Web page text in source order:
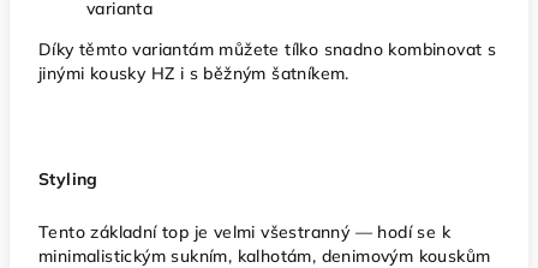
varianta
Díky těmto variantám můžete tílko snadno kombinovat s
jinými kousky HZ i s běžným šatníkem.
Styling
Tento základní top je velmi všestranný — hodí se k
minimalistickým sukním, kalhotám, denimovým kouskům